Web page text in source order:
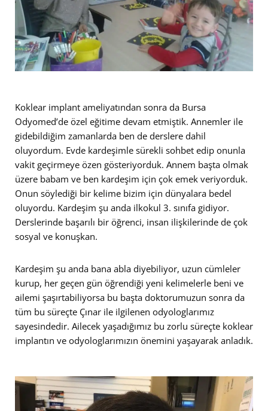
Koklear implant ameliyatından sonra da Bursa
Odyomed’de özel eğitime devam etmiştik. Annemler ile
gidebildiğim zamanlarda ben de derslere dahil
oluyordum. Evde kardeşimle sürekli sohbet edip onunla
vakit geçirmeye özen gösteriyorduk. Annem başta olmak
üzere babam ve ben kardeşim için çok emek veriyorduk.
Onun söylediği bir kelime bizim için dünyalara bedel
oluyordu. Kardeşim şu anda ilkokul 3. sınıfa gidiyor.
Derslerinde başarılı bir öğrenci, insan ilişkilerinde de çok
sosyal ve konuşkan.
Kardeşim şu anda bana abla diyebiliyor, uzun cümleler
kurup, her geçen gün öğrendiği yeni kelimelerle beni ve
ailemi şaşırtabiliyorsa bu başta doktorumuzun sonra da
tüm bu süreçte Çınar ile ilgilenen odyologlarımız
sayesindedir. Ailecek yaşadığımız bu zorlu süreçte koklear
implantın ve odyologlarımızın önemini yaşayarak anladık.